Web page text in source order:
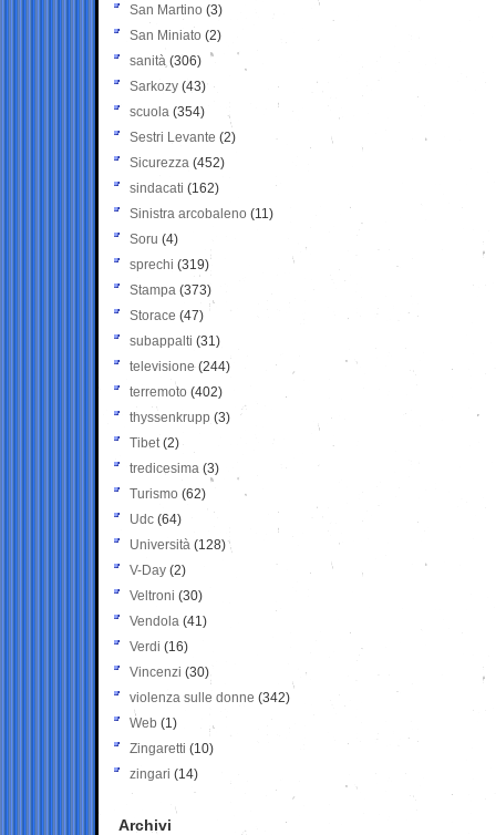
San Martino (3)
San Miniato (2)
sanità (306)
Sarkozy (43)
scuola (354)
Sestri Levante (2)
Sicurezza (452)
sindacati (162)
Sinistra arcobaleno (11)
Soru (4)
sprechi (319)
Stampa (373)
Storace (47)
subappalti (31)
televisione(244)
terremoto (402)
thyssenkrupp (3)
Tibet(2)
tredicesima (3)
Turismo (62)
Udc (64)
Università (128)
V-Day (2)
Veltroni (30)
Vendola (41)
Verdi (16)
Vincenzi (30)
violenza sulle donne (342)
Web (1)
Zingaretti (10)
zingari (14)
Archivi